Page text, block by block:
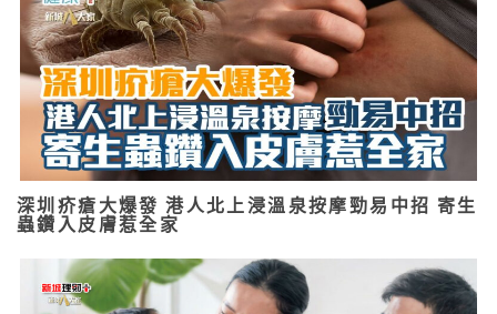
深圳疥瘡大爆發 港人北上浸溫泉按摩勁易中招 寄生
蟲鑽入皮膚惹全家